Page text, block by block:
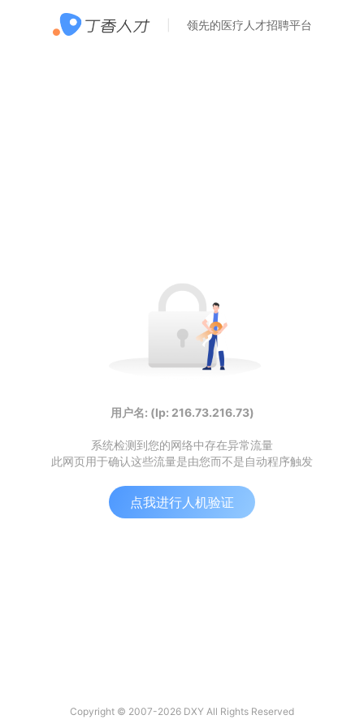
领先的医疗人才招聘平台
用户名: (Ip: 216.73.216.73)
系统检测到您的网络中存在异常流量
此网页用于确认这些流量是由您而不是自动程序触发
点我进行人机验证
Copyright © 2007-2026 DXY All Rights Reserved